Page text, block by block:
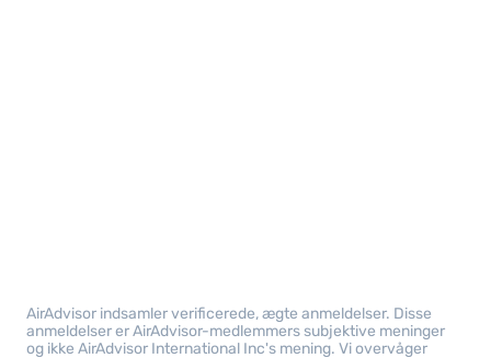
AirAdvisor indsamler verificerede, ægte anmeldelser. Disse
anmeldelser er AirAdvisor-medlemmers subjektive meninger
og ikke AirAdvisor International Inc's mening. Vi overvåger